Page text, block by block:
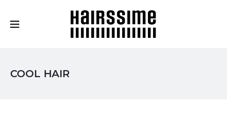
COOL HAIR